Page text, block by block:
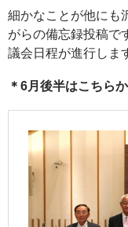
細かなことが他にも
がらの備忘録投稿で
議会日程が進行しま
＊6月後半はこちら